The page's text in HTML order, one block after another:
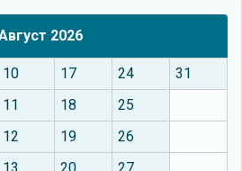
2026
10 17 24
31
11 18
25
12 19
26